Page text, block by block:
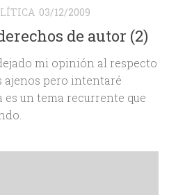
03/12/2009
de autor (2)
mi opinión al respecto
ajenos pero intentaré
es un tema recurrente que